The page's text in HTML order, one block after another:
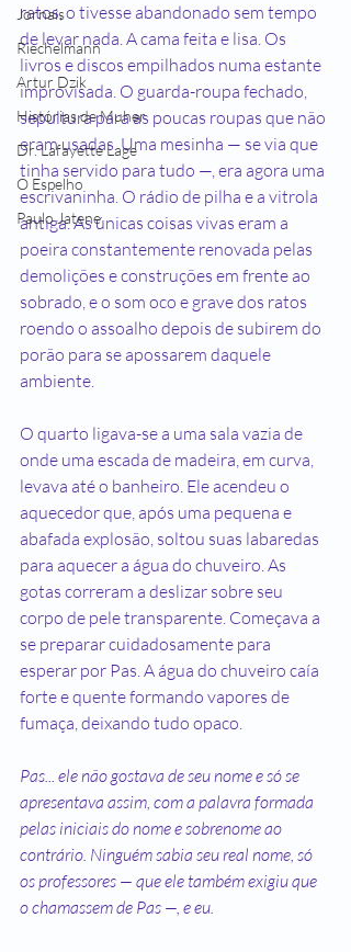
Jornais
Riechelmann
Artur Dzik
Histórias de Muher
Dr. Lafayette Lage
O Espelho
Paulo Jatene
ratos, o tivesse abandonado sem tempo
de levar nada. A cama feita e lisa. Os
livros e discos empilhados numa estante
improvisada. O guarda-roupa fechado,
sepultura para as poucas roupas que não
eram usadas. Uma mesinha — se via que
tinha servido para tudo —, era agora uma
escrivaninha. O rádio de pilha e a vitrola
antiga. As únicas coisas vivas eram a
poeira constantemente renovada pelas
demolições e construções em frente ao
sobrado, e o som oco e grave dos ratos
roendo o assoalho depois de subirem do
porão para se apossarem daquele
ambiente.
O quarto ligava-se a uma sala vazia de
onde uma escada de madeira, em curva,
levava até o banheiro. Ele acendeu o
aquecedor que, após uma pequena e
abafada explosão, soltou suas labaredas
para aquecer a água do chuveiro. As
gotas correram a deslizar sobre seu
corpo de pele transparente. Começava a
se preparar cuidadosamente para
esperar por Pas. A água do chuveiro caía
forte e quente formando vapores de
fumaça, deixando tudo opaco.
Pas... ele não gostava de seu nome e só se
apresentava assim, com a palavra formada
pelas iniciais do nome e sobrenome ao
contrário. Ninguém sabia seu real nome, só
os professores — que ele também exigiu que
o chamassem de Pas —, e eu.